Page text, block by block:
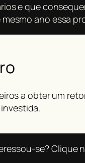
e que
ano essa
a obter um
se? Clique